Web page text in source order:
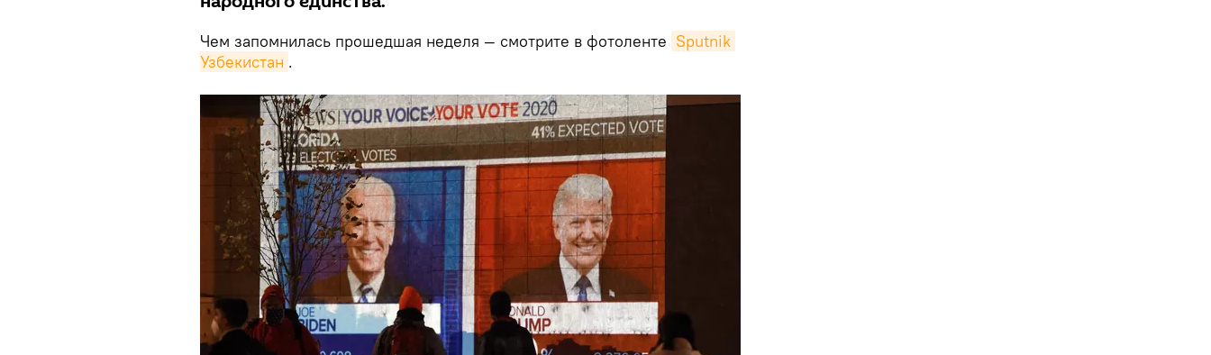
Чем запомнилась прошедшая неделя — смотрите в фотоленте Sputnik
Узбекистан .